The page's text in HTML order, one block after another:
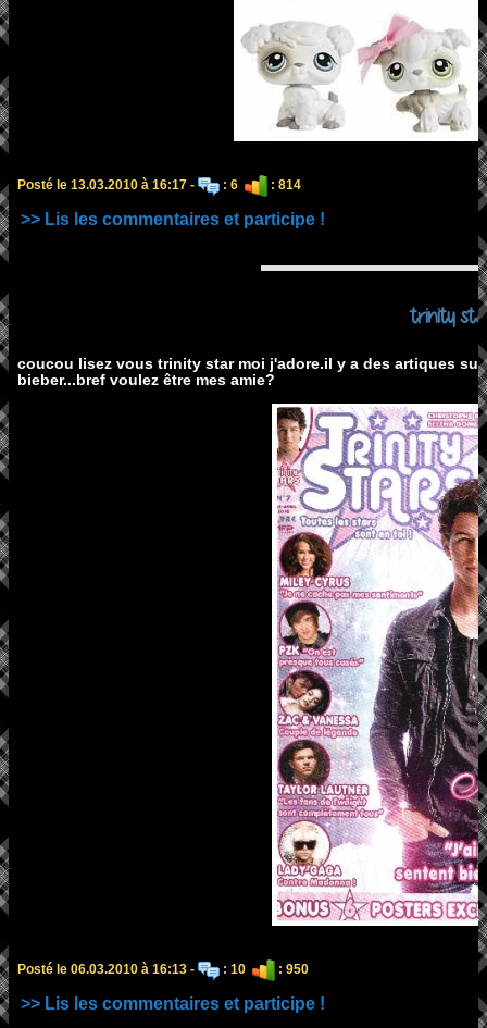
Posté le 13.03.2010 à 16:17 - : 6 : 814
>> Lis les commentaires et participe !
trinity
coucou lisez vous trinity star moi j'adore.il y a des artiques
bieber...bref voulez être mes amie?
Posté le 06.03.2010 à 16:13 - : 10 : 950
>> Lis les commentaires et participe !